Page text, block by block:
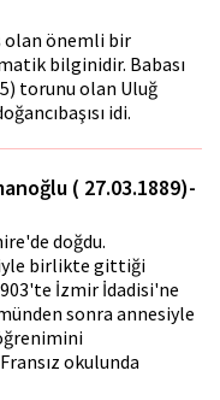
olan önemli bir
bilginidir. Babası
torunu olan Uluğ
idi.
( 27.03.1889)-
doğdu.
birlikte gittiği
İzmir İdadisi'ne
sonra annesiyle
okulunda